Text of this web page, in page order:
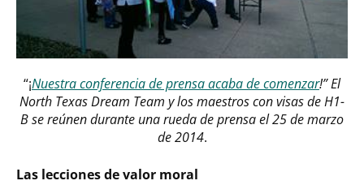
“¡Nuestra conferencia de prensa acaba de comenzar!” El
North Texas Dream Team y los maestros con visas de H1-
B se reúnen durante una rueda de prensa el 25 de marzo
de 2014.
Las lecciones de valor moral